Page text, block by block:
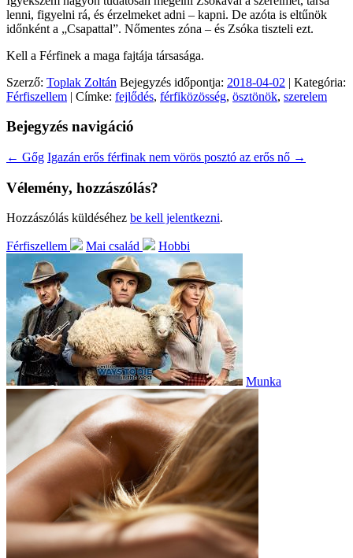
lenni, figyelni rá, és érzelmeket adni – kapni. De azóta is eltűnök
időnként a „Csapattal”. Nőmentes zóna – és Zsóka tiszteli ezt.
Kell a Férfinek a maga fajtája társasága.
Szerző: Toplak Zoltán Bejegyzés időpontja: 2018-04-02 | Kategória:
Férfiszellem | Címke: fejlődés, férfiközösség, ösztönök, szerelem
Bejegyzés navigáció
← Gőg Igazán erős férfinak nem vörös posztó az erős nő →
Vélemény, hozzászólás?
Hozzászólás küldéséhez be kell jelentkezni.
Férfiszellem Mai család Hobbi
Munka